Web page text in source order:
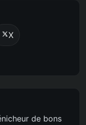
X
de bons